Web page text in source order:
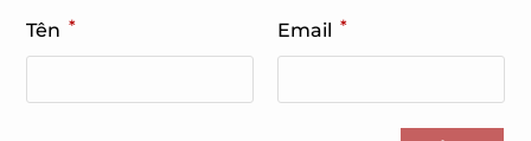
Tên * Email *